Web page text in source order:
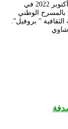
” إيماءات ” عرض كوريغرافي سيعرض هذا الثلاثاء 25 أكتوبر 2022 في
” بالمسرح الوطني
” بروفيل”.